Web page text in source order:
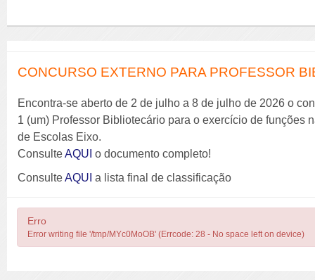
CONCURSO EXTERNO PARA PROFESSOR
Encontra-se aberto de 2 de julho a 8 de julho de 2026 o
1 (um) Professor Bibliotecário para o exercício de funções
de Escolas Eixo.
ConsulteAQUI o documento completo!
ConsulteAQUI a lista final de classificação
Erro
Error writing file '/tmp/MYc0MoOB' (Errcode: 28 - No space left on device)